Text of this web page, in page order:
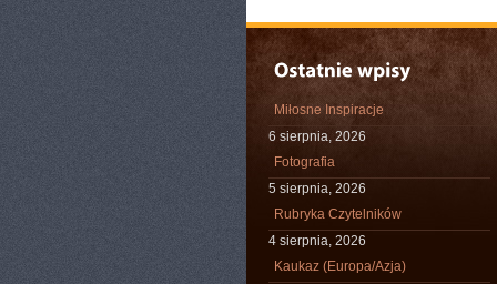
Miłosne Inspiracje
6 sierpnia, 2026
Fotografia
5 sierpnia, 2026
Rubryka Czytelników
4 sierpnia, 2026
Kaukaz (Europa/Azja)